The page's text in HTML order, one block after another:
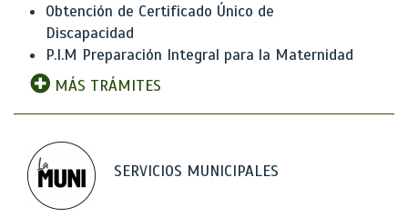
Obtención de Certificado Único de
Discapacidad
P.I.M Preparación Integral para la Maternidad
MÁS TRÁMITES
SERVICIOS MUNICIPALES